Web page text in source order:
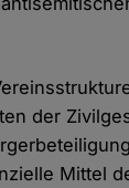
der
Mittel